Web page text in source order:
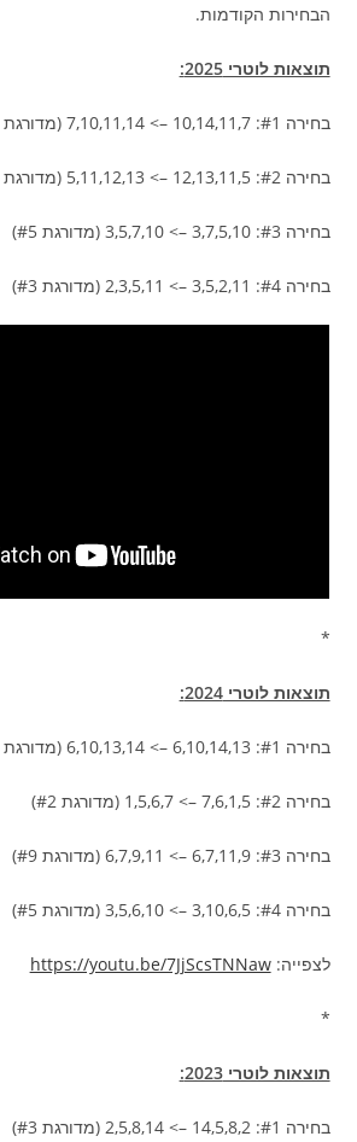
הבחירות הקודמות.
תוצאות לוטרי 2025:
בחירה #1: 10,14,11,7 –> 7,10,11,14 (מדורגת #11)
בחירה #2: 12,13,11,5 –> 5,11,12,13 (מדורגת #8)
בחירה #3: 3,7,5,10 –> 3,5,7,10 (מדורגת #5)
בחירה #4: 3,5,2,11 –> 2,3,5,11 (מדורגת #3)
*
תוצאות לוטרי 2024:
בחירה #1: 6,10,14,13 –> 6,10,13,14 (מדורגת #10)
בחירה #2: 7,6,1,5 –> 1,5,6,7 (מדורגת #2)
בחירה #3: 6,7,11,9 –> 6,7,9,11 (מדורגת #9)
בחירה #4: 3,10,6,5 –> 3,5,6,10 (מדורגת #5)
לצפייה:https://youtu.be/7JjScsTNNaw
*
תוצאות לוטרי 2023:
בחירה #1: 14,5,8,2 –> 2,5,8,14 (מדורגת #3)